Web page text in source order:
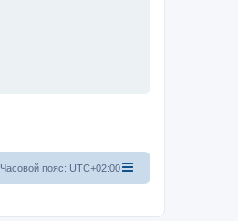
Часовой пояс: UTC+02:00